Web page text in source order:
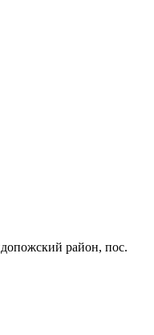
район, пос.